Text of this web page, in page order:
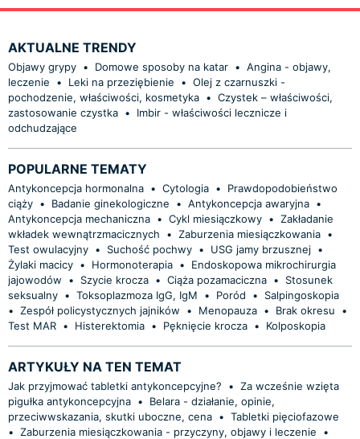
AKTUALNE TRENDY
Objawy grypy • Domowe sposoby na katar • Angina - objawy,
leczenie
• Leki na przeziębienie • Olej z czarnuszki -
pochodzenie, właściwości, kosmetyka • Czystek – właściwości,
zastosowanie czystka •
Imbir - właściwości lecznicze i
odchudzające
POPULARNE TEMATY
Antykoncepcja hormonalna • Cytologia •
Prawdopodobieństwo
ciąży • Badanie ginekologiczne • Antykoncepcja awaryjna •
Antykoncepcja mechaniczna • Cykl miesiączkowy • Zakładanie
wkładek wewnątrzmacicznych
• Zaburzenia miesiączkowania •
Test owulacyjny • Suchość pochwy • USG jamy brzusznej •
Żylaki macicy • Hormonoterapia •
Endoskopowa mikrochirurgia
jajowodów
• Szycie krocza • Ciąża pozamaciczna •
Stosunek
seksualny • Toksoplazmoza IgG, IgM • Poród •
Salpingoskopia
• Zespół policystycznych jajników • Menopauza • Brak okresu
•
Test MAR • Histerektomia • Pęknięcie krocza • Kolposkopia
ARTYKUŁY NA TEN TEMAT
Jak przyjmować tabletki antykoncepcyjne? • Za wcześnie wzięta
pigułka antykoncepcyjna •
Belara - działanie, opinie,
przeciwwskazania, skutki uboczne, cena • Tabletki pięciofazowe
• Zaburzenia miesiączkowania - przyczyny, objawy i leczenie
•